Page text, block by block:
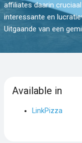
affiliates daarin
interessante en
Uitgaande van een
Available in
LinkPizza